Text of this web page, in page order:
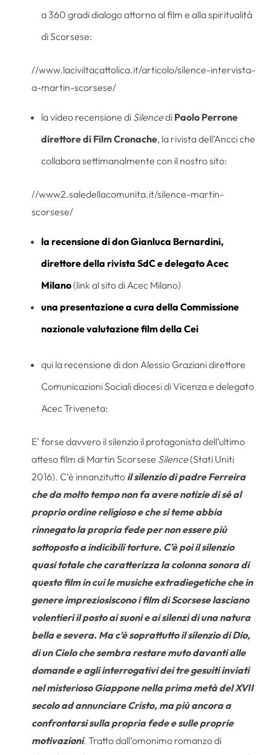
a 360 gradi dialogo attorno al film e alla spiritualità
di Scorsese:
//www.laciviltacattolica.it/articolo/silence-intervista-
a-martin-scorsese/
la video recensione di Silencedi Paolo Perrone
direttore di Film Cronache, la rivista dell’Ancci che
collabora settimanalmente con il nostro sito:
//www2.saledellacomunita.it/silence-martin-
scorsese/
la recensione di don Gianluca Bernardini,
direttore della rivista SdC e delegato Acec
Milano(link al sito di Acec Milano)
una presentazione a cura della Commissione
nazionale valutazione film della Cei
qui la recensione di don Alessio Graziani direttore
Comunicazioni Sociali diocesi di Vicenza e delegato
Acec Triveneta:
E’ forse davvero il silenzio il protagonista dell’ultimo
atteso film di Martin Scorsese Silence(Stati Uniti
2016). C’è innanzitutto il silenzio di padre Ferreira
che da molto tempo non fa avere notizie di sé al
proprio ordine religioso e che si teme abbia
rinnegato la propria fede per non essere più
sottoposto a indicibili torture. C’è poi il silenzio
quasi totale che caratterizza la colonna sonora di
questo film in cui le musiche extradiegetiche che in
genere impreziosiscono i film di Scorsese lasciano
volentieri il posto ai suoni e ai silenzi di una natura
bella e severa. Ma c’è soprattutto il silenzio di Dio,
di un Cielo che sembra restare muto davanti alle
domande e agli interrogativi dei tre gesuiti inviati
nel misterioso Giappone nella prima metà del XVII
secolo ad annunciare Cristo, ma più ancora a
confrontarsi sulla propria fede e sulle proprie
motivazioni. Tratto dall’omonimo romanzo di